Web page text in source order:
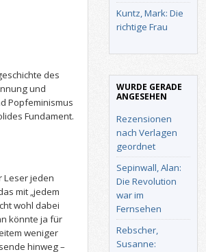
des
und
Popfeminismus
Fundament.
Leser jeden
mit „jedem
wohl dabei
könnte ja für
weniger
hinweg –
Kuntz, Mark: Die
richtige Frau
WURDE GERADE
ANGESEHEN
Rezensionen
nach Verlagen
geordnet
Sepinwall, Alan:
Die Revolution
war im
Fernsehen
Rebscher,
Susanne: